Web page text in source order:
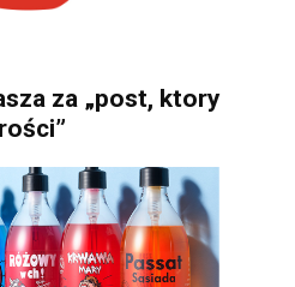
za „post, ktory